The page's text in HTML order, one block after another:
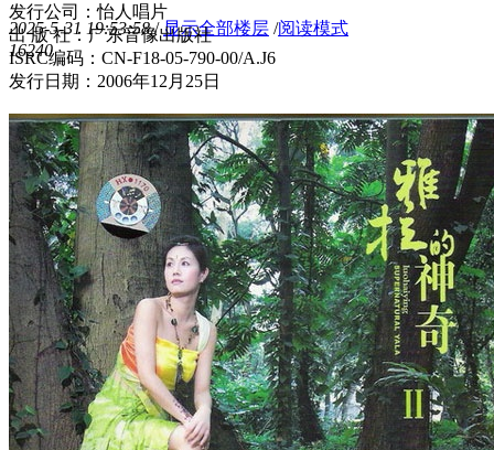
2025-5-31 19:53:58 / 显示全部楼层 /阅读模式
16240
发行公司：怡人唱片
出 版 社：广东音像出版社
ISRC编码：CN-F18-05-790-00/A.J6
发行日期：2006年12月25日